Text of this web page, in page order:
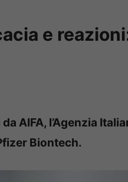
e
AIFA, l’Agenzia
Biontech.